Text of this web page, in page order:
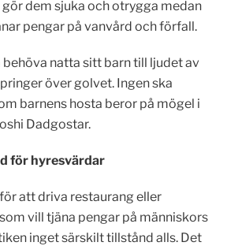
dem sjuka och otrygga medan
pengar på vanvård och förfall.
behöva natta sitt barn till ljudet av
över golvet. Ingen ska
barnens hosta beror på mögel i
Dadgostar.
för hyresvärdar
att driva restaurang eller
vill tjäna pengar på människors
inget särskilt tillstånd alls. Det